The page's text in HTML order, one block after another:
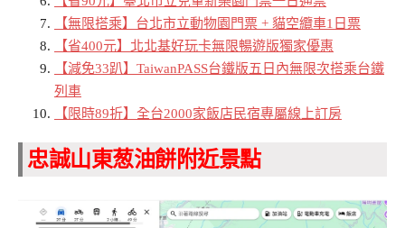
【無限搭乘】台北市立動物園門票 + 貓空纜車1日票
【省400元】北北基好玩卡無限暢遊版獨家優惠
【減免33趴】TaiwanPASS台鐵版五日內無限次搭乘台鐵
列車
【限時89折】全台2000家飯店民宿專屬線上訂房
忠誠山東葱油餅附近景點